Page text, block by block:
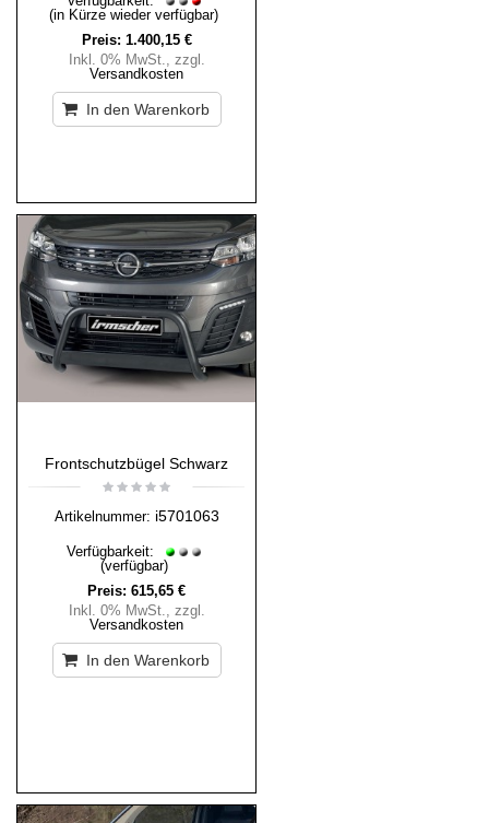
(in Kürze wieder verfügbar)
Preis: 1.400,15 €
Inkl. 0% MwSt., zzgl.
Versandkosten
In den Warenkorb
Frontschutzbügel Schwarz
Artikelnummer: i5701063
Verfügbarkeit:
(verfügbar)
Preis: 615,65 €
Inkl. 0% MwSt., zzgl.
Versandkosten
In den Warenkorb